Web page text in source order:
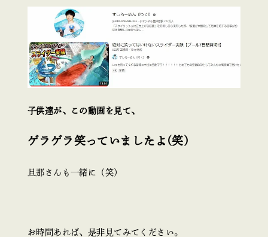
子供達が、この動画を見て、
ゲラゲラ笑っていましたよ(笑)
旦那さんも一緒に（笑）
お時間あれば、是非見てみてください。